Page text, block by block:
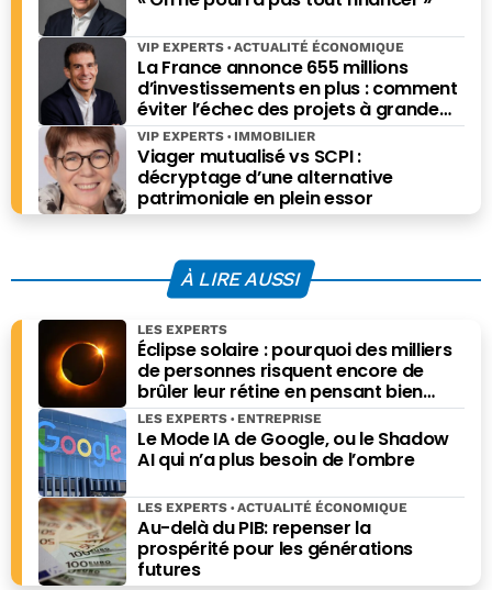
La France annonce 655 millions
d’investissements en plus : comment
éviter l’échec des projets à grande
échelle ?
VIP EXPERTS ACTUALITÉ ÉCONOMIQUE
Viager mutualisé vs SCPI :
décryptage d’une alternative
patrimoniale en plein essor
VIP EXPERTS IMMOBILIER
À LIRE AUSSI
Éclipse solaire : pourquoi des milliers
de personnes risquent encore de
brûler leur rétine en pensant bien
faire
LES EXPERTS
Le Mode IA de Google, ou le Shadow
AI qui n’a plus besoin de l’ombre
LES EXPERTS ENTREPRISE
Au-delà du PIB: repenser la
prospérité pour les générations
futures
LES EXPERTS ACTUALITÉ ÉCONOMIQUE